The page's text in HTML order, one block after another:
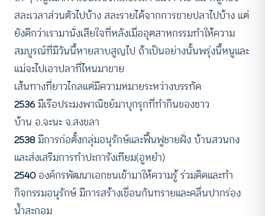
สละเวลาส่วนตัวไปบ้าง สละรายได้จากการขายปลาไปบ้าง แต่
ยังดีกว่าเรามานั่งเสียใจที่หลังเมื่ออุตสาหกรรมทำให้ความ
สมบูรณ์ที่มีวันนี้หายสาบสูญไป ถ้าเป็นอย่างนั้นพรุ่งนี้หนูและ
แม่จะไปเอาปลาที่ไหนมาขาย
เส้นทางที่ยาวไกลแต่มีความหมายระหว่างบรรทัด
2536มีเรือประมงพาณิชย์มาบุกรุกที่ทำกินของชาว
บ้าน อ.จะนะ จ.สงขลา
2538มีการก่อตั้งกลุ่มอนุรักษ์และฟื้นฟูชายฝั่ง บ้านสวนกง
และส่งเสริมการทำปะการังเทียม(อูหยำ)
2540องค์กรพัฒนาเอกชนเข้ามาให้ความรู้ ร่วมคิดและทำ
กิจกรรมอนุรักษ์ มีการสร้างเขื่อนกันทรายและคลื่นปากร่อง
น้ำสะกอม